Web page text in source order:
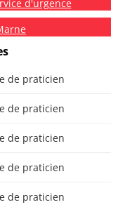
d'urgence
de praticien
de praticien
de praticien
de praticien
de praticien